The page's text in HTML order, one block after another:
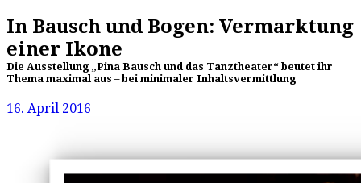
In Bausch und Bogen: Vermarktung
einer Ikone
Die Ausstellung „Pina Bausch und das Tanztheater“ beutet ihr
Thema maximal aus – bei minimaler Inhaltsvermittlung
16. April 2016